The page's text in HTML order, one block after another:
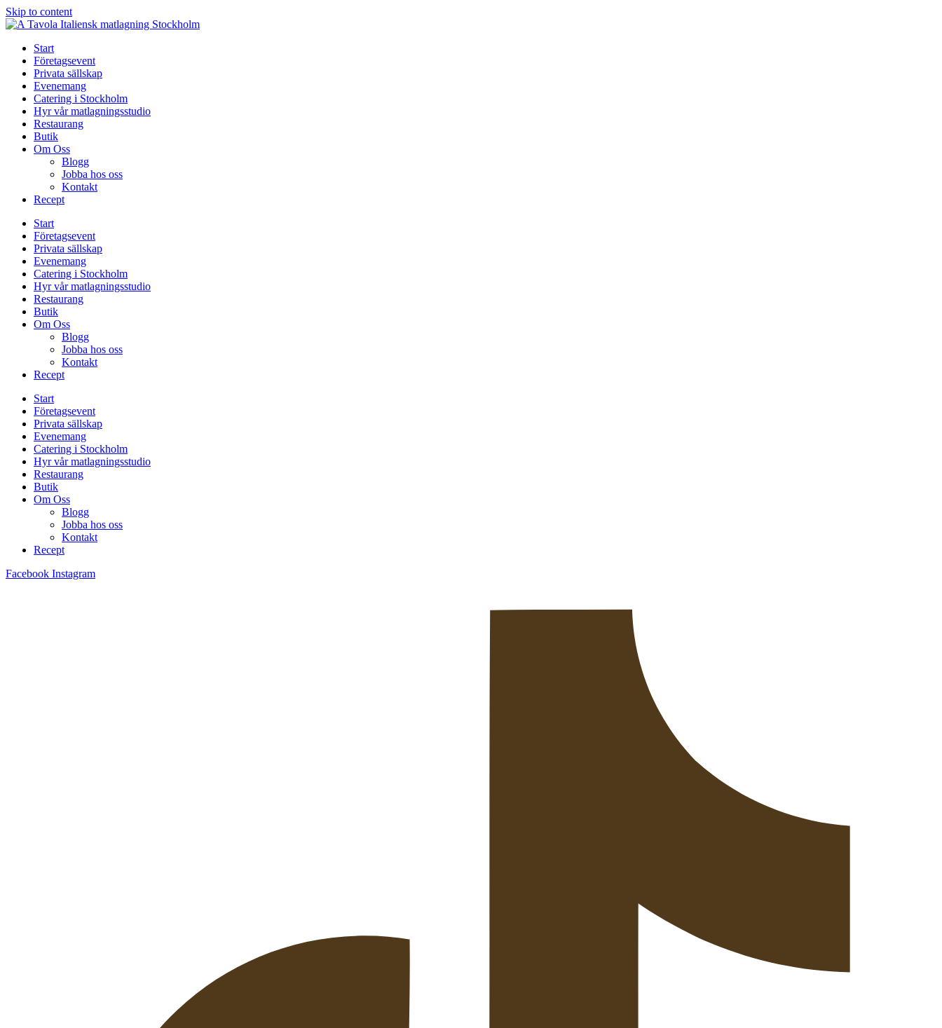
Skip to content
Start
Företagsevent
Privata sällskap
Evenemang
Catering i Stockholm
Hyr vår matlagningsstudio
Restaurang
Butik
Om Oss
Blogg
Jobba hos oss
Kontakt
Recept
Start
Företagsevent
Privata sällskap
Evenemang
Catering i Stockholm
Hyr vår matlagningsstudio
Restaurang
Butik
Om Oss
Blogg
Jobba hos oss
Kontakt
Recept
Start
Företagsevent
Privata sällskap
Evenemang
Catering i Stockholm
Hyr vår matlagningsstudio
Restaurang
Butik
Om Oss
Blogg
Jobba hos oss
Kontakt
Recept
Facebook Instagram